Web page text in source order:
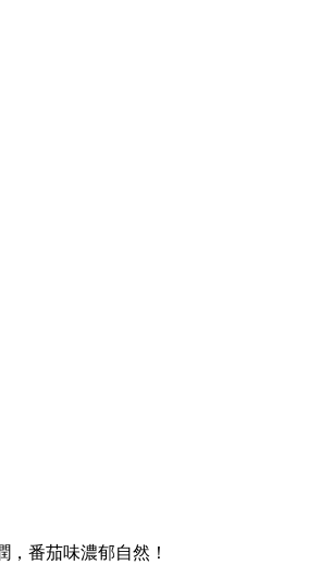
番茄味濃郁自然！